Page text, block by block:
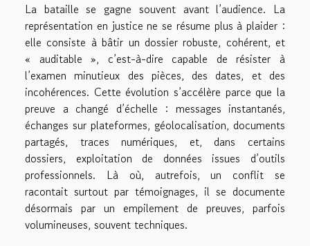
La bataille se gagne souvent avant l’audience. La
représentation en justice ne se résume plus à plaider :
elle consiste à bâtir un dossier robuste, cohérent, et
« auditable », c’est-à-dire capable de résister à
l’examen minutieux des pièces, des dates, et des
incohérences. Cette évolution s’accélère parce que la
preuve a changé d’échelle : messages instantanés,
échanges sur plateformes, géolocalisation, documents
partagés, traces numériques, et, dans certains
dossiers, exploitation de données issues d’outils
professionnels. Là où, autrefois, un conflit se
racontait surtout par témoignages, il se documente
désormais par un empilement de preuves, parfois
volumineuses, souvent techniques.